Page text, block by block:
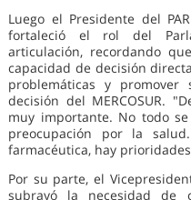
Luego el Presidente del
fortaleció el rol del
articulación, recordando
capacidad de decisión
problemáticas y
decisión del MERCOSUR.
muy importante. No todo
preocupación por la
farmacéutica, hay
Por su parte, el
subrayó la necesidad de